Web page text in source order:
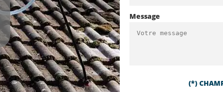
Message
(*)